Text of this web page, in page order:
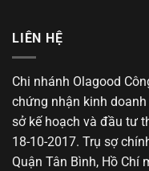
LIÊN HỆ
Chi nhánh Olagood
chứng nhận kinh
sở kế hoạch và đầu tư
18-10-2017. Trụ sợ
Quận Tân Bình, Hồ Chí